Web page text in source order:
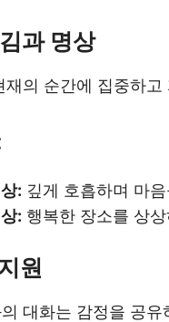
과 명상
재의 순간에 집중하
: 깊게 호흡하며 마
: 행복한 장소를 상
원
대화는 감정을 공